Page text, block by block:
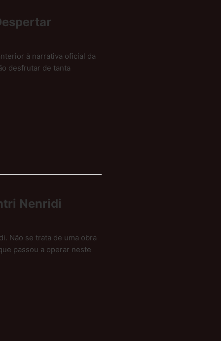
à narrativa oficial da
desfrutar de tanta
Nenridi
Não se trata de uma obra
passou a operar neste